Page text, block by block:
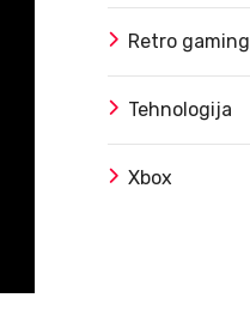
Retro gaming
Tehnologija
Xbox